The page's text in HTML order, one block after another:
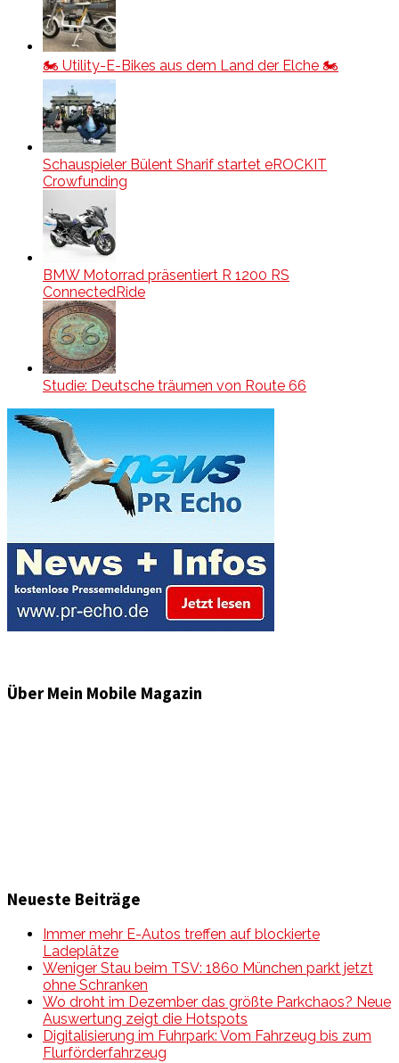
🏍️ Utility-E-Bikes aus dem Land der Elche 🏍️
Schauspieler Bülent Sharif startet eROCKIT
Crowfunding
BMW Motorrad präsentiert R 1200 RS
ConnectedRide
Studie: Deutsche träumen von Route 66
Über Mein Mobile Magazin
Neueste Beiträge
Immer mehr E-Autos treffen auf blockierte
Ladeplätze
Weniger Stau beim TSV: 1860 München parkt jetzt
ohne Schranken
Wo droht im Dezember das größte Parkchaos? Neue
Auswertung zeigt die Hotspots
Digitalisierung im Fuhrpark: Vom Fahrzeug bis zum
Flurförderfahrzeug